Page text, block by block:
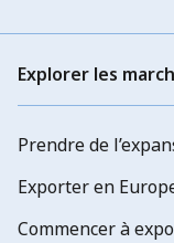
Explorer les
Prendre de
Exporter en
Commencer à